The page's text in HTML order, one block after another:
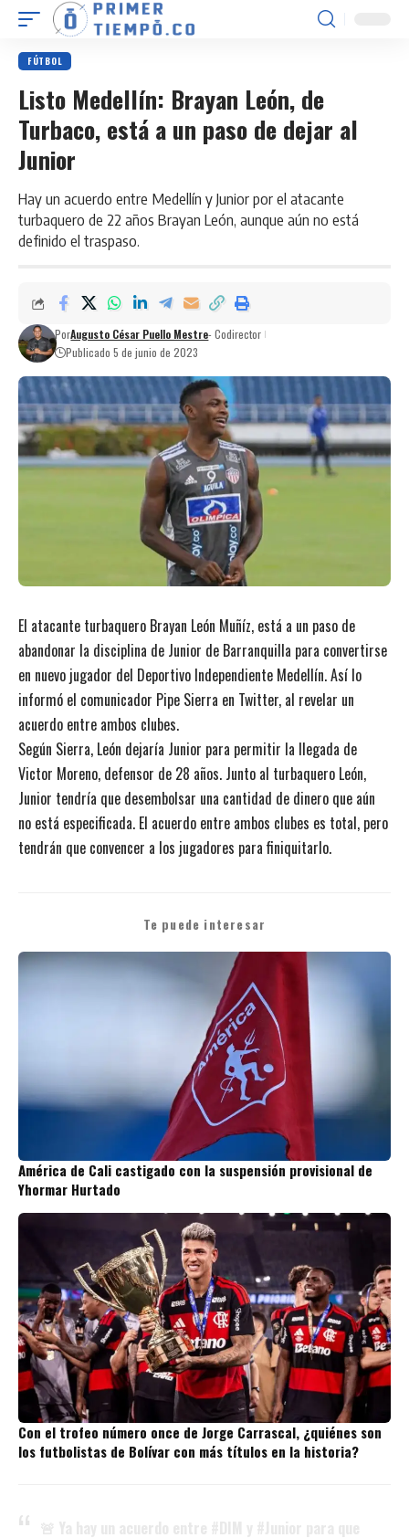
FÚTBOL
Listo Medellín: Brayan León, de
Turbaco, está a un paso de dejar al
Junior
Hay un acuerdo entre Medellín y Junior por el atacante
turbaquero de 22 años Brayan León, aunque aún no está
definido el traspaso.
PorAugusto César Puello Mestre- Codirector
Publicado 5 de junio de 2023
El atacante turbaquero Brayan León Muñíz, está a un paso de
abandonar la disciplina de Junior de Barranquilla para convertirse
en nuevo jugador del Deportivo Independiente Medellín. Así lo
informó el comunicador Pipe Sierra en Twitter, al revelar un
acuerdo entre ambos clubes.
Según Sierra, León dejaría Junior para permitir la llegada de
Victor Moreno, defensor de 28 años. Junto al turbaquero León,
Junior tendría que desembolsar una cantidad de dinero que aún
no está especificada. El acuerdo entre ambos clubes es total, pero
tendrán que convencer a los jugadores para finiquitarlo.
Te puede interesar
América de Cali castigado con la suspensión provisional de
Yhormar Hurtado
Con el trofeo número once de Jorge Carrascal, ¿quiénes son
los futbolistas de Bolívar con más títulos en la historia?